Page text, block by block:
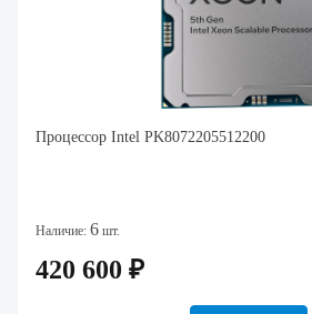
Процессор Intel PK8072205512200
Наличие: 6 шт.
420 600 ₽